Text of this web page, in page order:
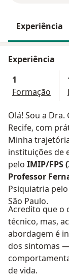
Experiência
Experiência
1
Formação
Olá! Sou a
Recife, com
Minha
instituições de
pelo IMIP/
Professor
Psiquiatria pelo
São Paulo.
Acredito que o
técnico, mas,
abordagem é
dos sintomas
de vida.